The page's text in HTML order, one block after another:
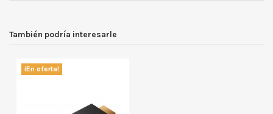
También podría interesarle
¡En oferta!